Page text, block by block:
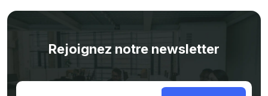
Rejoignez notre newsletter